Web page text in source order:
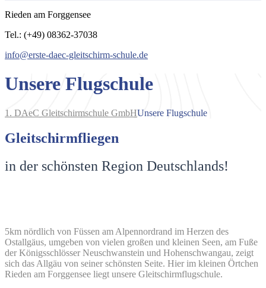
Rieden am Forggensee
Tel.: (+49) 08362-37038
info@erste-daec-gleitschirm-schule.de
Unsere Flugschule
1. DAeC Gleitschirmschule GmbHUnsere Flugschule
Gleitschirmfliegen
in der schönsten Region Deutschlands!
5km nördlich von Füssen am Alpennordrand im Herzen des
Ostallgäus, umgeben von vielen großen und kleinen Seen, am Fuße
der Königsschlösser Neuschwanstein und Hohenschwangau, zeigt
sich das Allgäu von seiner schönsten Seite. Hier im kleinen Örtchen
Rieden am Forggensee liegt unsere Gleitschirmflugschule.